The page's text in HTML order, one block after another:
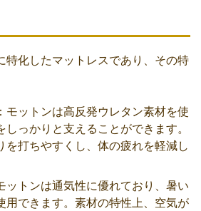
特化したマットレスであり、その特
モットンは高反発ウレタン素材を使
しっかりと支えることができます。
を打ちやすくし、体の疲れを軽減し
ットンは通気性に優れており、暑い
用できます。素材の特性上、空気が